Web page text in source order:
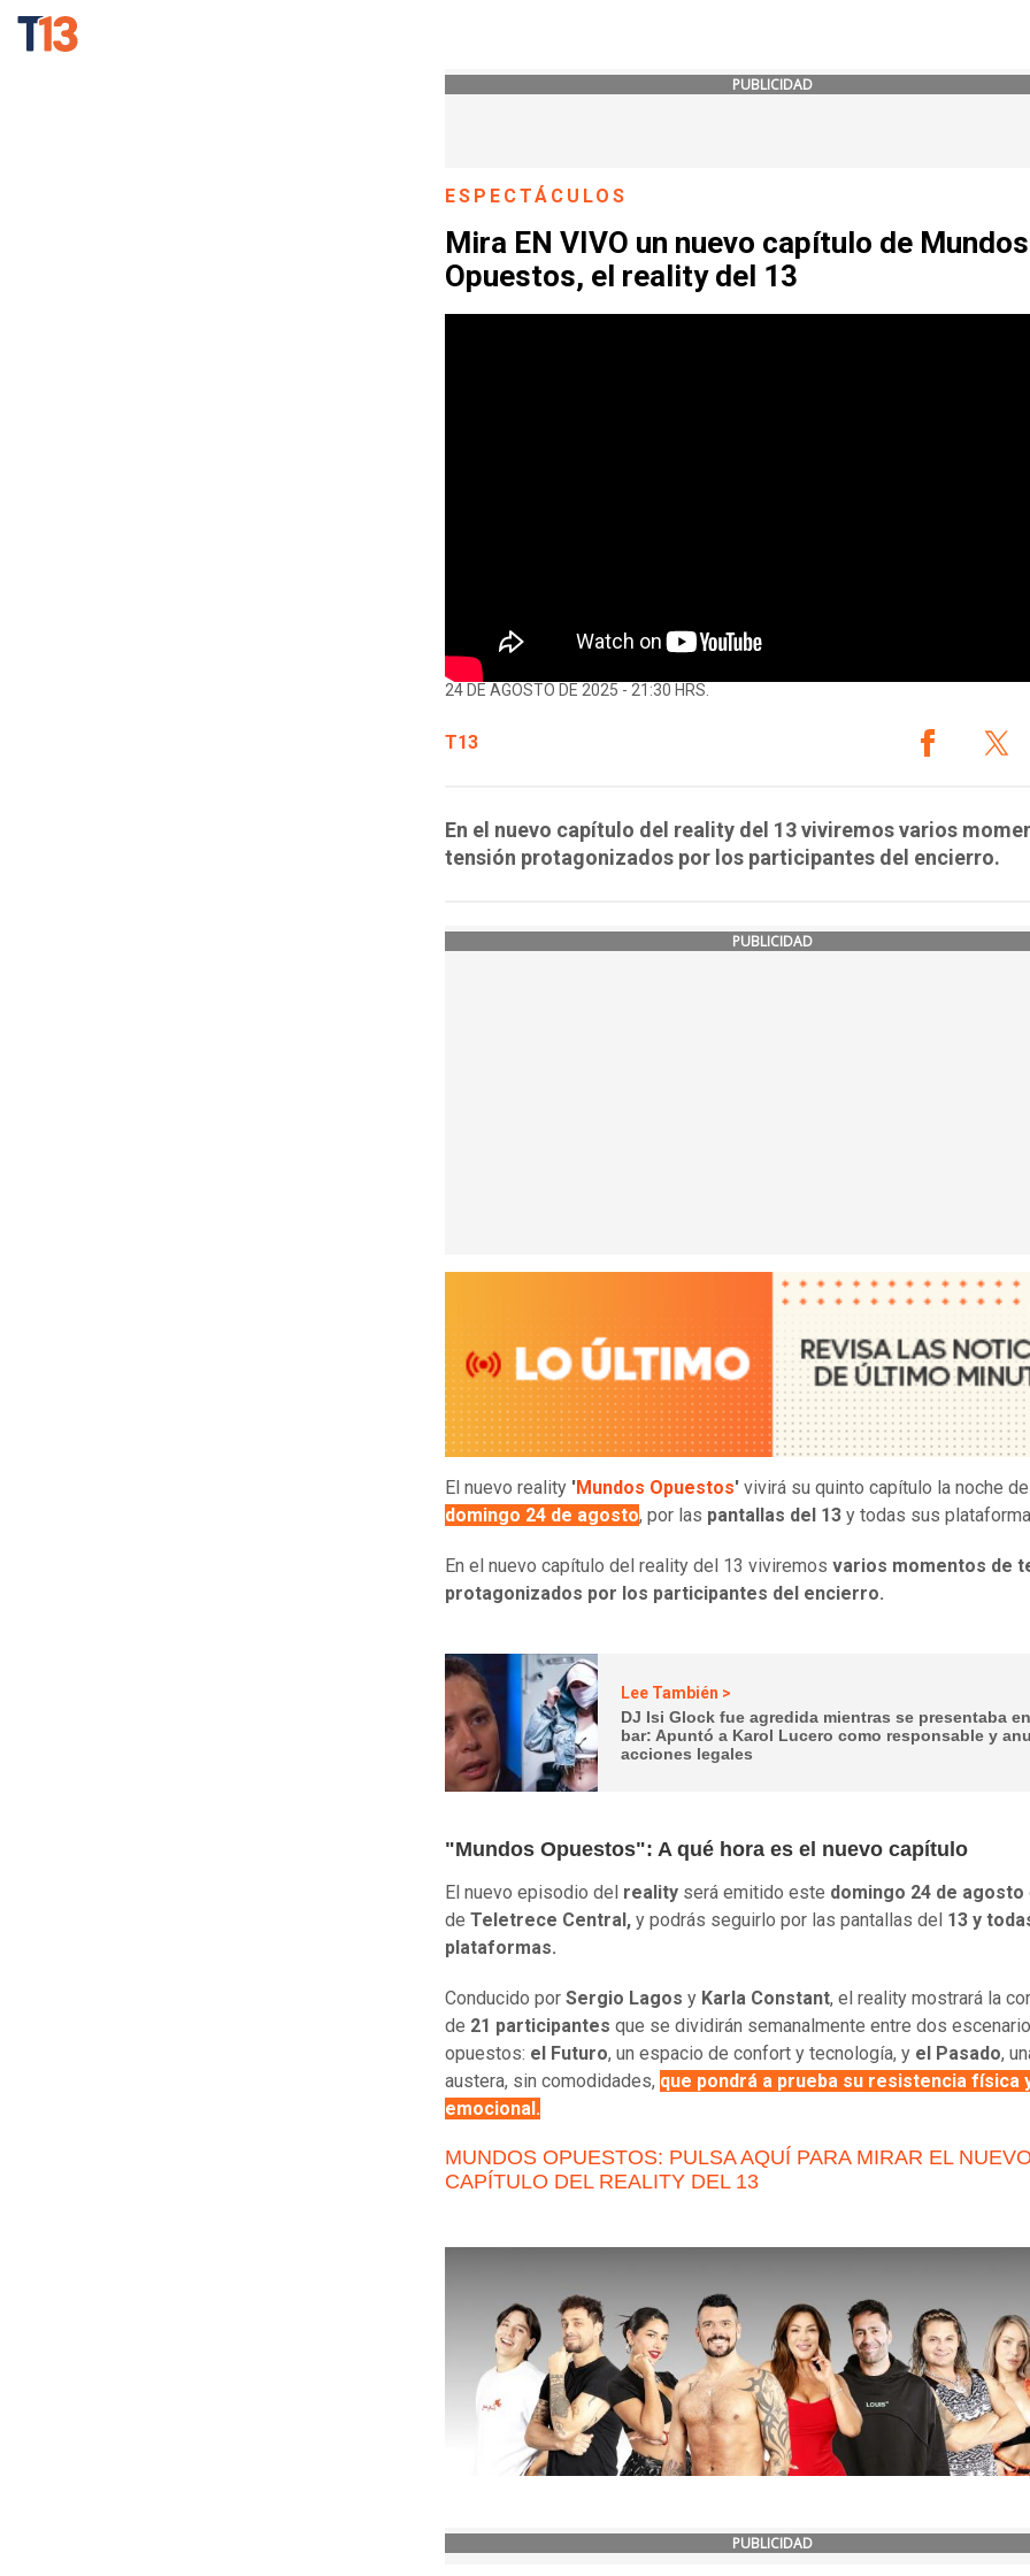
PUBLICIDAD
ESPECTÁCULOS
Mira EN VIVO un nuevo capítulo de Mundos
Opuestos, el reality del 13
24 DE AGOSTO DE 2025 - 21:30 HRS.
T13
En el nuevo capítulo del reality del 13 viviremos varios
tensión protagonizados por los participantes del encierro.
PUBLICIDAD
El nuevo reality 'Mundos Opuestos' vivirá su quinto capítulo la noche
domingo 24 de agosto, por las pantallas del 13 y todas sus
En el nuevo capítulo del reality del 13 viviremos varios momentos de
protagonizados por los participantes del encierro.
Lee También >
DJ Isi Glock fue agredida mientras se presentaba
bar: Apuntó a Karol Lucero como responsable y
acciones legales
"Mundos Opuestos": A qué hora es el nuevo capítulo
El nuevo episodio del reality será emitido este domingo 24 de agosto
de Teletrece Central, y podrás seguirlo por las pantallas del 13 y
plataformas.
Conducido por Sergio Lagos y Karla Constant, el reality mostrará la
de 21 participantes que se dividirán semanalmente entre dos
opuestos: el Futuro, un espacio de confort y tecnología, y el Pasado,
austera, sin comodidades, que pondrá a prueba su resistencia física
emocional.
MUNDOS OPUESTOS: PULSA AQUÍ PARA MIRAR EL
CAPÍTULO DEL REALITY DEL 13
PUBLICIDAD